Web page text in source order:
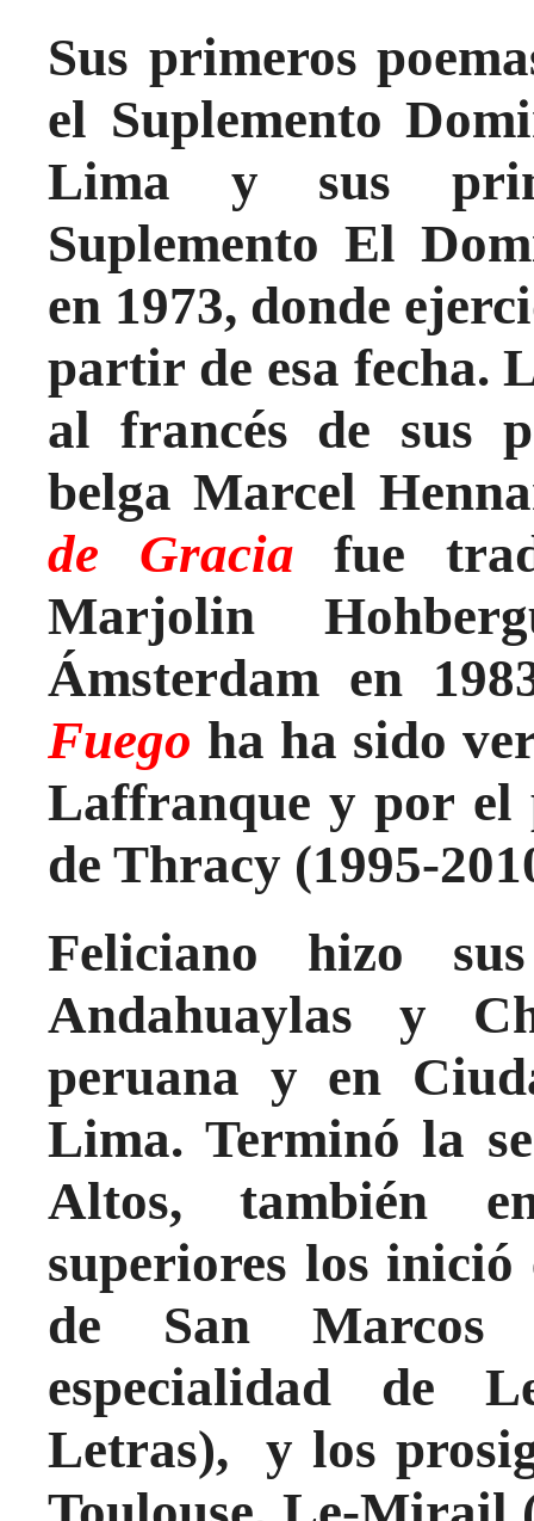
Sus primeros
el Suplemento
Lima y sus
Suplemento El
en 1973, donde
partir de esa fecha.
al francés de sus
belga Marcel
de Gracia fue
Marjolin
Ámsterdam en
Fuego ha ha sido
Laffranque y por el
de Thracy (1995-
Feliciano hizo
Andahuaylas y
peruana y en
Lima. Terminó la
Altos, también
superiores los
de San Marcos
especialidad de
Letras), y los